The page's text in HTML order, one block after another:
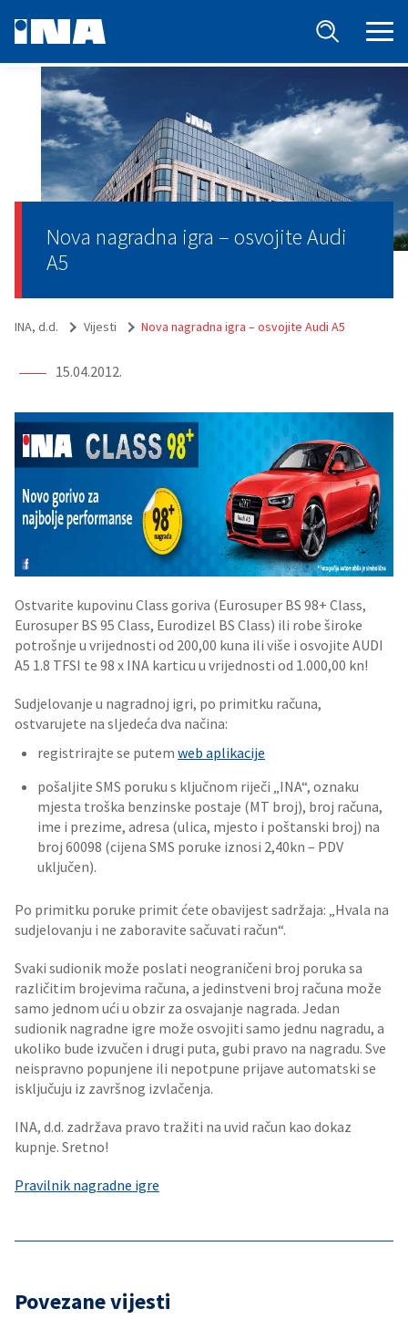
Nova nagradna igra – osvojite Audi
A5
INA, d.d. Vijesti Nova nagradna igra – osvojite Audi A5
15.04.2012.
Ostvarite kupovinu Class goriva (Eurosuper BS 98+ Class,
Eurosuper BS 95 Class, Eurodizel BS Class) ili robe široke
potrošnje u vrijednosti od 200,00 kuna ili više i osvojite AUDI
A5 1.8 TFSI te 98 x INA karticu u vrijednosti od 1.000,00 kn!
Sudjelovanje u nagradnoj igri, po primitku računa,
ostvarujete na sljedeća dva načina:
registrirajte se putem web aplikacije
pošaljite SMS poruku s ključnom riječi „INA“, oznaku
mjesta troška benzinske postaje (MT broj), broj računa,
ime i prezime, adresa (ulica, mjesto i poštanski broj) na
broj 60098 (cijena SMS poruke iznosi 2,40kn – PDV
uključen).
Po primitku poruke primit ćete obavijest sadržaja: „Hvala na
sudjelovanju i ne zaboravite sačuvati račun“.
Svaki sudionik može poslati neograničeni broj poruka sa
različitim brojevima računa, a jedinstveni broj računa može
samo jednom ući u obzir za osvajanje nagrada. Jedan
sudionik nagradne igre može osvojiti samo jednu nagradu, a
ukoliko bude izvučen i drugi puta, gubi pravo na nagradu. Sve
neispravno popunjene ili nepotpune prijave automatski se
isključuju iz završnog izvlačenja.
INA, d.d. zadržava pravo tražiti na uvid račun kao dokaz
kupnje. Sretno!
Pravilnik nagradne igre
Povezane vijesti